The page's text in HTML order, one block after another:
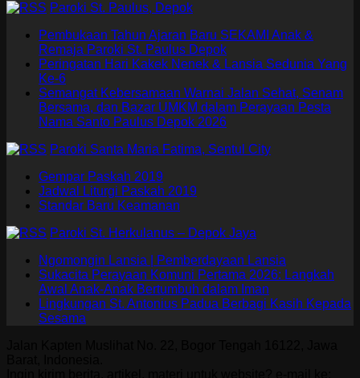
Paroki St. Paulus, Depok
Pembukaan Tahun Ajaran Baru SEKAMI Anak &
Remaja Paroki St. Paulus Depok
Peringatan Hari Kakek Nenek & Lansia Sedunia Yang
Ke-6
Semangat Kebersamaan Warnai Jalan Sehat, Senam
Bersama, dan Bazar UMKM dalam Perayaan Pesta
Nama Santo Paulus Depok 2026
Paroki Santa Maria Fatima, Sentul City
Gempar Paskah 2019
Jadwal Liturgi Paskah 2019
Standar Baru Keamanan
Paroki St. Herkulanus – Depok Jaya
Ngomongin Lansia | Pemberdayaan Lansia
Sukacita Perayaan Komuni Pertama 2026: Langkah
Awal Anak-Anak Bertumbuh dalam Iman
Lingkungan St. Antonius Padua Berbagi Kasih Kepada
Sesama